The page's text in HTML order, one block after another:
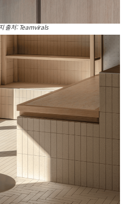
출처: Teamvirals